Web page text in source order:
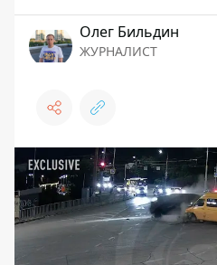
Олег Бильдин
ЖУРНАЛИСТ